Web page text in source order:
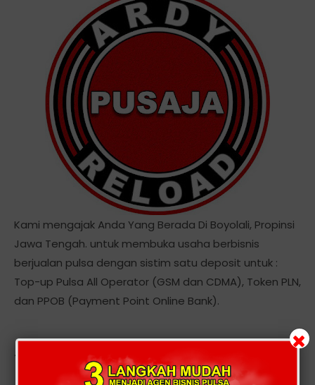
Kami mengajak Anda Yang Berada Di Boyolali, Propinsi
Jawa Tengah. untuk membuka usaha berbisnis
berjualan pulsa dengan sistim satu deposit untuk :
Top-up Pulsa All Operator (GSM dan CDMA), Token PLN,
dan PPOB (Payment Point Online Bank).
Tentang Kami